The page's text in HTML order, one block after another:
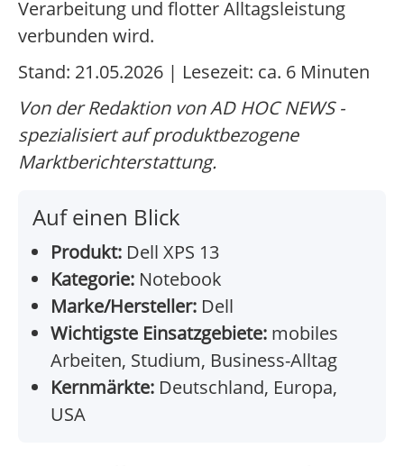
Verarbeitung und flotter Alltagsleistung
verbunden wird.
Stand: 21.05.2026 | Lesezeit: ca. 6 Minuten
Von der Redaktion von AD HOC NEWS -
spezialisiert auf produktbezogene
Marktberichterstattung.
Auf einen Blick
Produkt: Dell XPS 13
Kategorie: Notebook
Marke/Hersteller: Dell
Wichtigste Einsatzgebiete: mobiles
Arbeiten, Studium, Business-Alltag
Kernmärkte: Deutschland, Europa,
USA